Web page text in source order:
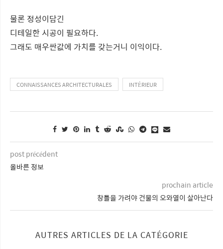
물론 정성이담긴
디테일한 시공이 필요하다.
그래도 매우싼값에 가치를 갖는거니 이익이다.
CONNAISSANCES ARCHITECTURALES INTÉRIEUR
post précédent
올바른 정보
prochain article
창틀을 가려야 건물의 오와열이 살아난다
AUTRES ARTICLES DE LA CATÉGORIE